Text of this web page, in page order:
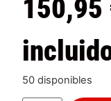
150,95
50 disponibles